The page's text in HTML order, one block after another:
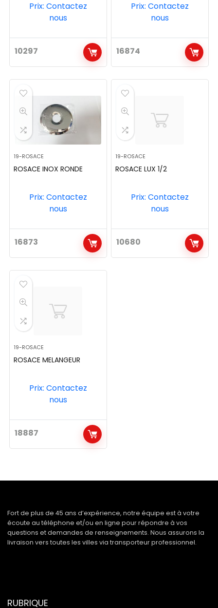
10297
Prix: Contactez
nous
16874
Prix: Contactez
nous
19-ROSACE
ROSACE INOX RONDE
16873
Prix: Contactez
nous
19-ROSACE
ROSACE LUX 1/2
10680
Prix: Contactez
nous
19-ROSACE
ROSACE MELANGEUR
18887
Prix: Contactez
nous
Fort de plus de 45 ans d’expérience, notre équipe est à votre
écoute au téléphone et/ou en ligne pour répondre à vos
questions et demandes de renseignements. Nous assurons la
livraison vers toutes les villes via transporteur professionnel.
RUBRIQUE